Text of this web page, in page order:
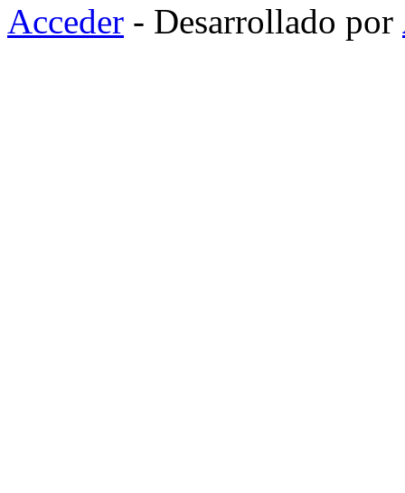
Acceder - Desarrollado por